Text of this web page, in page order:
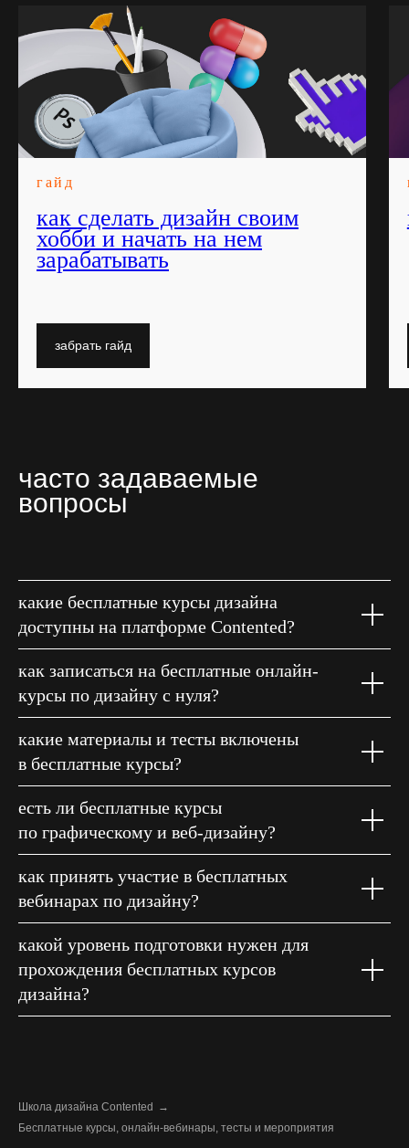
гайд
как сделать дизайн своим
хобби и начать на нем
зарабатывать
забрать гайд
часто задаваемые
вопросы
какие бесплатные курсы дизайна
доступны на платформе Contented?
как записаться на бесплатные онлайн-
курсы по дизайну с нуля?
какие материалы и тесты включены
в бесплатные курсы?
есть ли бесплатные курсы
по графическому и веб-дизайну?
как принять участие в бесплатных
вебинарах по дизайну?
какой уровень подготовки нужен для
прохождения бесплатных курсов
дизайна?
Школа дизайна Contented
→
Бесплатные курсы, онлайн-вебинары, тесты и мероприятия